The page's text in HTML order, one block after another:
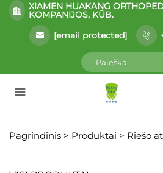
XIAMEN HUAKANG
KOMPANIJOS, KŪB.
[email protected]
Pagrindinis > Produktai > Riešo